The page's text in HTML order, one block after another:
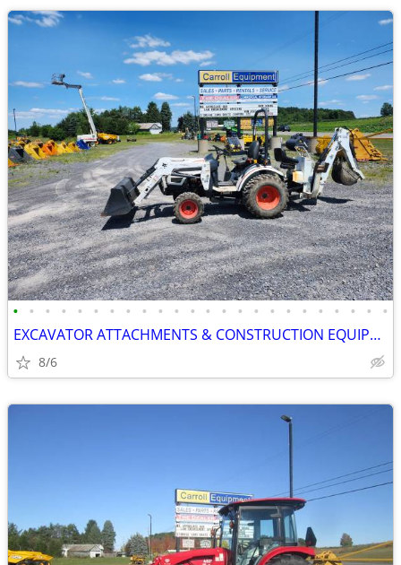
• • • • • • • • • • • • • • • • • • • • • • • •
EXCAVATOR ATTACHMENTS & CONSTRUCTION EQUIPMENT ON SALE!!!
8/6